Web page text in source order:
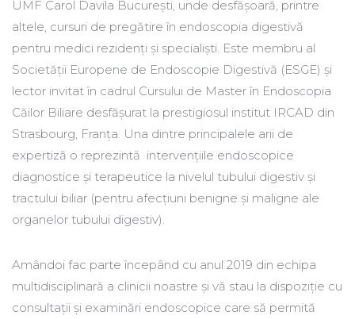
UMF Carol Davila București, unde desfășoară, printre
altele, cursuri de pregătire în endoscopia digestivă
pentru medici rezidenți și specialiști. Este membru al
Societății Europene de Endoscopie Digestivă (ESGE) și
lector invitat în cadrul Cursului de Master în Endoscopia
Căilor Biliare desfășurat la prestigiosul institut IRCAD din
Strasbourg, Franța. Una dintre principalele arii de
expertiză o reprezintă intervențiile endoscopice
diagnostice și terapeutice la nivelul tubului digestiv și
tractului biliar (pentru afecțiuni benigne și maligne ale
organelor tubului digestiv).
Amândoi fac parte începând cu anul 2019 din echipa
multidisciplinară a clinicii noastre și vă stau la dispoziție cu
consultații și examinări endoscopice care să permită